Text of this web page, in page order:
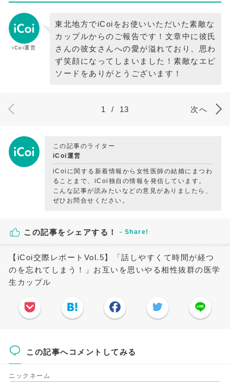
iCoi運営
東北地方でiCoiをお使いいただいた素敵な
カップルからのご報告です！文章中に彼氏
さんの彼女さんへの愛が溢れており、思わ
ず笑顔になってしまいました！素敵なエピ
ソードをありがとうございます！
1 / 13 次へ
この記事のライター
iCoi運営
iCoiに関する新着情報から女性医師の結婚にまつわ
ることまで、iCoi独自の情報を発信しています。
こんな記事が読みたいなどの意見がありましたら、
ぜひお問合せください。
この記事をシェアする！
【iCoi交際レポートVol.5】「話しやすくて時間が経つ
のを忘れてしまう！」お互いを思いやる相性抜群の医学
生カップル
この記事へコメントしてみる
ニックネーム